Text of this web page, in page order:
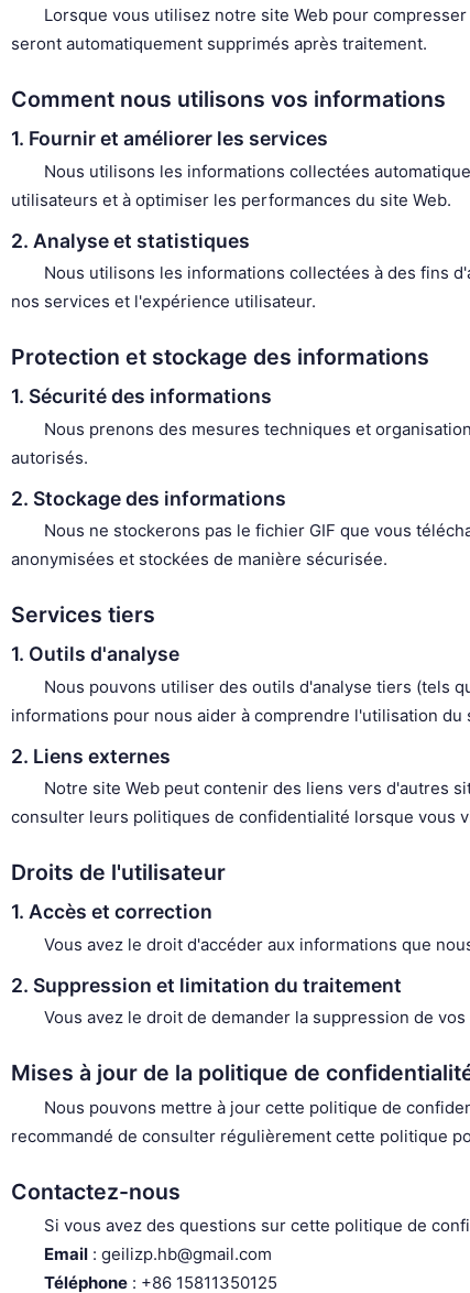
Lorsque vous utilisez notre site Web pour
seront automatiquement supprimés après traitement.
Comment nous utilisons vos informations
1. Fournir et améliorer les services
Nous utilisons les informations collectées
utilisateurs et à optimiser les performances du site Web.
2. Analyse et statistiques
Nous utilisons les informations collectées à des fins
nos services et l'expérience utilisateur.
Protection et stockage des informations
1. Sécurité des informations
Nous prenons des mesures techniques et
autorisés.
2. Stockage des informations
Nous ne stockerons pas le fichier GIF que vous
anonymisées et stockées de manière sécurisée.
Services tiers
1. Outils d'analyse
Nous pouvons utiliser des outils d'analyse tiers (tels
informations pour nous aider à comprendre l'utilisation du
2. Liens externes
Notre site Web peut contenir des liens vers d'autres
consulter leurs politiques de confidentialité lorsque vous
Droits de l'utilisateur
1. Accès et correction
Vous avez le droit d'accéder aux informations que
2. Suppression et limitation du traitement
Vous avez le droit de demander la suppression de
Mises à jour de la politique de
Nous pouvons mettre à jour cette politique de
recommandé de consulter régulièrement cette politique
Contactez-nous
Si vous avez des questions sur cette politique de
Email: geilizp.hb@gmail.com
Téléphone: +86 15811350125